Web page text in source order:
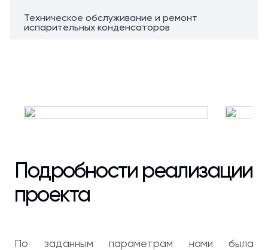
Техническое обслуживание и ремонт
испарительных конденсаторов
Подробности реализации
проекта
По заданным параметрам нами была